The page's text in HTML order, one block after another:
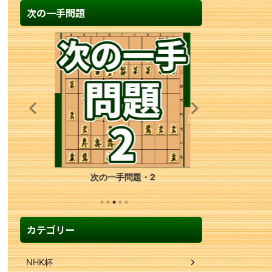
次の一手問題
次の一手問題・2
カテゴリー
NHK杯